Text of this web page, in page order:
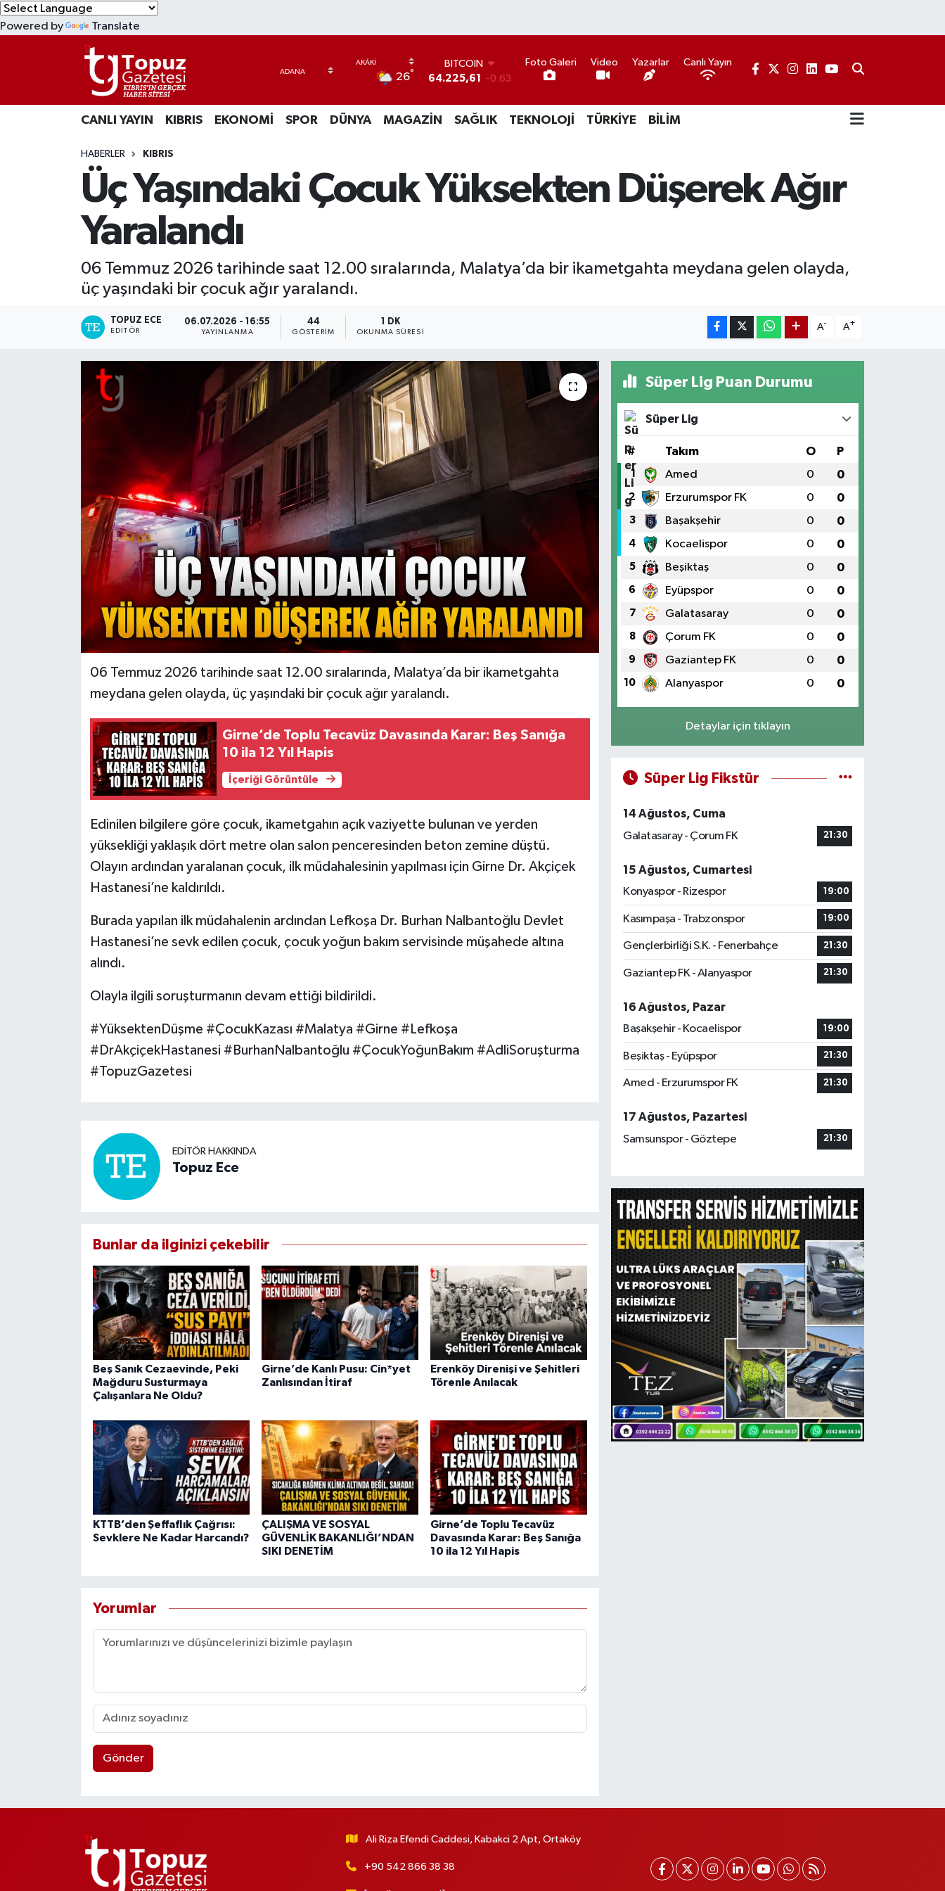
Powered by Translate
26°
BITCOIN
64.225,61
-0.63
47,7143 0.16
EURO
GRAM ALTIN
6510.40
0.45
Foto Galeri Video Yazarlar Canlı Yayın
CANLI YAYIN KIBRIS EKONOMİ SPOR DÜNYA MAGAZİN SAĞLIK TEKNOLOJİ TÜRKİYE BİLİM
HABERLER KIBRIS
Üç Yaşındaki Çocuk Yüksekten Düşerek Ağır
Yaralandı
06 Temmuz 2026 tarihinde saat 12.00 sıralarında, Malatya’da bir ikametgahta meydana gelen olayda,
üç yaşındaki bir çocuk ağır yaralandı.
TOPUZ ECE
EDITÖR
06.07.2026 - 16:55
YAYINLANMA
44
GÖSTERIM
1 DK
OKUNMA SÜRESI
A- A+
06 Temmuz 2026 tarihinde saat 12.00 sıralarında, Malatya’da bir ikametgahta
meydana gelen olayda, üç yaşındaki bir çocuk ağır yaralandı.
Girne’de Toplu Tecavüz Davasında Karar: Beş Sanığa
10 ila 12 Yıl Hapis
İçeriği Görüntüle
Edinilen bilgilere göre çocuk, ikametgahın açık vaziyette bulunan ve yerden
yüksekliği yaklaşık dört metre olan salon penceresinden beton zemine düştü.
Olayın ardından yaralanan çocuk, ilk müdahalesinin yapılması için Girne Dr. Akçiçek
Hastanesi’ne kaldırıldı.
Burada yapılan ilk müdahalenin ardından Lefkoşa Dr. Burhan Nalbantoğlu Devlet
Hastanesi’ne sevk edilen çocuk, çocuk yoğun bakım servisinde müşahede altına
alındı.
Olayla ilgili soruşturmanın devam ettiği bildirildi.
#YüksektenDüşme #ÇocukKazası #Malatya #Girne #Lefkoşa
#DrAkçiçekHastanesi #BurhanNalbantoğlu #ÇocukYoğunBakım #AdliSoruşturma
#TopuzGazetesi
EDITÖR HAKKINDA
Topuz Ece
Bunlar da ilginizi çekebilir
Beş Sanık Cezaevinde, Peki
Mağduru Susturmaya
Çalışanlara Ne Oldu?
Girne’de Kanlı Pusu: Cin*yet
Zanlısından İtiraf
Erenköy Direnişi ve Şehitleri
Törenle Anılacak
KTTB’den Şeffaflık Çağrısı:
Sevklere Ne Kadar Harcandı?
ÇALIŞMA VE SOSYAL
GÜVENLİK BAKANLIĞI’NDAN
SIKI DENETİM
Girne’de Toplu Tecavüz
Davasında Karar: Beş Sanığa
10 ila 12 Yıl Hapis
Yorumlar
Gönder
Süper Lig Puan Durumu
Süper Lig
# Takım O P
1 Amed 0 0
2 Erzurumspor FK 0 0
3 Başakşehir 0 0
4 Kocaelispor 0 0
5 Beşiktaş 0 0
6 Eyüpspor 0 0
7 Galatasaray 0 0
8 Çorum FK 0 0
9 Gaziantep FK 0 0
10 Alanyaspor 0 0
Detaylar için tıklayın
Süper Lig Fikstür
14 Ağustos, Cuma
Galatasaray - Çorum FK
21:30
15 Ağustos, Cumartesi
Konyaspor - Rizespor
19:00
Kasımpaşa - Trabzonspor 19:00
Gençlerbirliği S.K. - Fenerbahçe 21:30
Gaziantep FK - Alanyaspor 21:30
16 Ağustos, Pazar
Başakşehir - Kocaelispor
19:00
Beşiktaş - Eyüpspor 21:30
Amed - Erzurumspor FK 21:30
17 Ağustos, Pazartesi
Samsunspor - Göztepe
21:30
Ali Riza Efendi Caddesi, Kabakci 2 Apt, Ortaköy
+90 542 866 38 38
EKONOMİ
MAGAZİN
TEKNOLOJİ
Lefkoşa Nöbetçi Eczaneler
Lefkoşa Hava Durumu
Lefkoşa Trafik Yoğunluk Haritası
Süper Lig Puan Durumu ve Fikstür
Tüm Manşetler
Son Dakika Haberleri
Haber Arşivi